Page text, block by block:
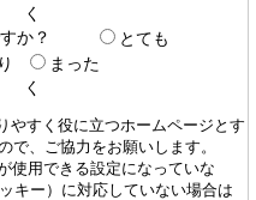
く
か？
とても
まった
く
すく役に立つホームページとす
で、ご協力をお願いします。
使用できる設定になっていな
キー）に対応していない場合は